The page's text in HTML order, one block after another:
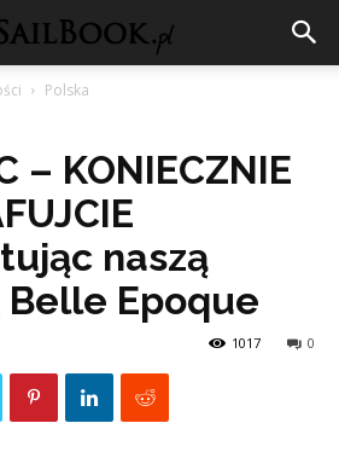
Polska
– KONIECZNIE
naszą
Belle Epoque
0
1017